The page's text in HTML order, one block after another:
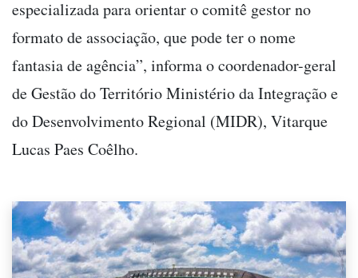
especializada para orientar o comitê gestor no
formato de associação, que pode ter o nome
fantasia de agência”, informa o coordenador-geral
de Gestão do Território Ministério da Integração e
do Desenvolvimento Regional (MIDR), Vitarque
Lucas Paes Coêlho.